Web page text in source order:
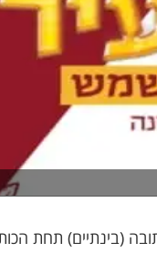
(בינתיים) תחת